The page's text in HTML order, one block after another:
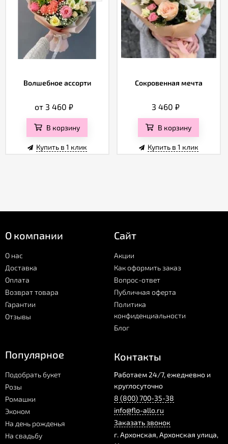
Волшебное ассорти
от 3 460₽
В корзину
Купить в 1 клик
Сокровенная мечта
3 460 ₽
В корзину
Купить в 1 клик
О компании
О нас
Доставка
Оплата
Возврат товара
Гарантии
Отзывы
Сайт
Акции
Как оформить заказ
Вопрос-ответ
Публичная оферта
Политика
конфиденциальности
Блог
Популярное
Подобрать букет
Розы
Ромашки
Эконом
На день рожденья
На свадьбу
Контакты
Работаем 24/7, ежедневно и
круглосуточно
8 (800) 700-35-38
info@flo-allo.ru
Заказать звонок
г.Архонская,Архонская улица,